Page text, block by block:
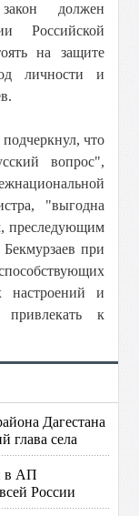
должен
Российской
на защите
личности и
что
вопрос",
"выгодна
преследующим
при
настроений и
к
Дагестана
села
в АП
России